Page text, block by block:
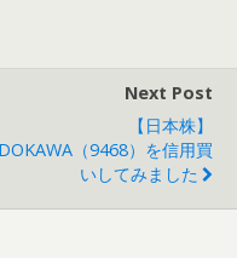
Next Post
【日本株】
（9468）を信用買
いしてみました